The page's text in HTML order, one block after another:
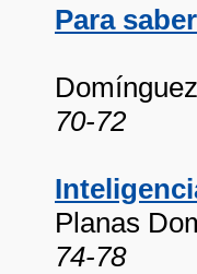
Para
70-72
Planas
74-78